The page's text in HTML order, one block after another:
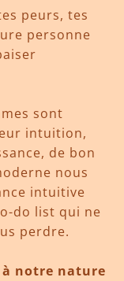
peurs, tes
personne
sont
intuition,
de bon
nous
intuitive
do list qui ne
perdre.
à notre nature